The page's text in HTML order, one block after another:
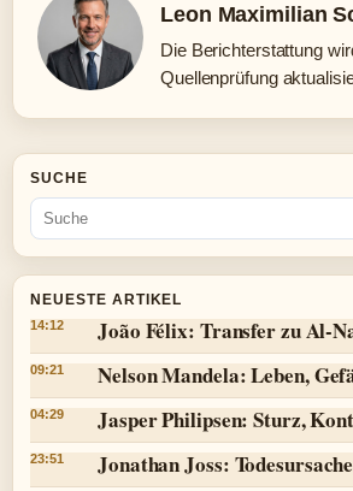
Leon Maximilian
Die Berichterstattung
Quellenprüfung
SUCHE
NEUESTE ARTIKEL
14:12 João Félix: Transfer zu Al-
09:21 Nelson Mandela: Leben,
04:29 Jasper Philipsen: Sturz,
23:51 Jonathan Joss: